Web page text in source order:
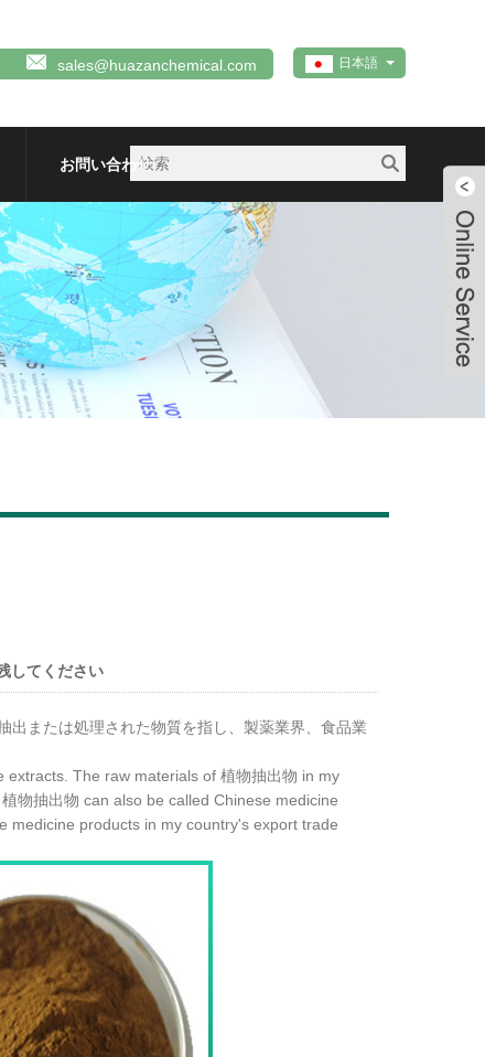
日本語
sales@huazanchemical.com
お問い合わせ
してください
出または処理された物質を指し、製薬業界、食品業
extracts. The raw materials of 植物抽出物 in my
物抽出物 can also be called Chinese medicine
medicine products in my country's export trade